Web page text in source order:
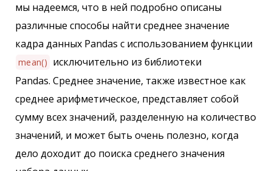
мы надеемся, что в ней подробно описаны
различные способы найти среднее значение
кадра данных Pandas с использованием функции
mean() исключительно из библиотеки
Pandas. Среднее значение, также известное как
среднее арифметическое, представляет собой
сумму всех значений, разделенную на количество
значений, и может быть очень полезно, когда
дело доходит до поиска среднего значения